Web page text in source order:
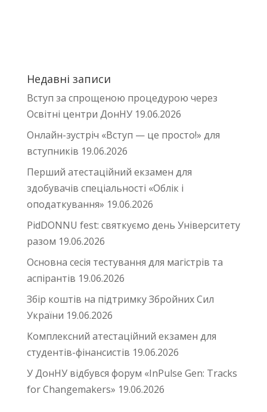
Недавні записи
Вступ за спрощеною процедурою через
Освітні центри ДонНУ 19.06.2026
Онлайн-зустріч «Вступ — це просто!» для
вступників 19.06.2026
Перший атестаційний екзамен для
здобувачів спеціальності «Облік і
оподаткування» 19.06.2026
PidDONNU fest: святкуємо день Університету
разом 19.06.2026
Основна сесія тестування для магістрів та
аспірантів 19.06.2026
Збір коштів на підтримку Збройних Сил
України 19.06.2026
Комплексний атестаційний екзамен для
студентів-фінансистів 19.06.2026
У ДонНУ відбувся форум «InPulse Gen: Tracks
for Changemakers» 19.06.2026